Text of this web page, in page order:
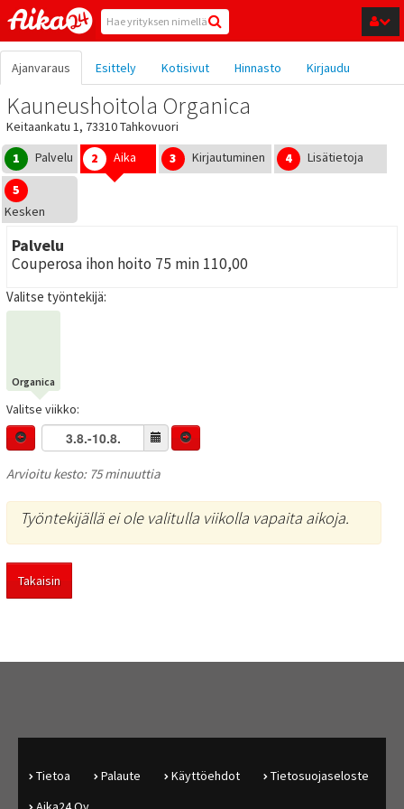
Hyppää pääsisältöön
Ajanvaraus Esittely Kotisivut Hinnasto Kirjaudu
Kauneushoitola Organica
Keitaankatu 1, 73310 Tahkovuori
1
Palvelu 2 Aika 3 Kirjautuminen 4
Lisätietoja
5
Kesken
Palvelu
Couperosa ihon hoito 75 min 110,00
Valitse työntekijä:
Organica
Valitse viikko:
Arvioitu kesto: 75 minuuttia
Työntekijällä ei ole valitulla viikolla vapaita aikoja.
Takaisin
Tietoa Palaute Käyttöehdot
Tietosuojaseloste